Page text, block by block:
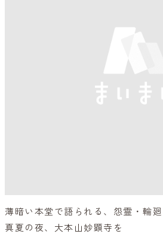
薄暗い本堂で語られる、怨霊・輪
真夏の夜、大本山妙顕寺を